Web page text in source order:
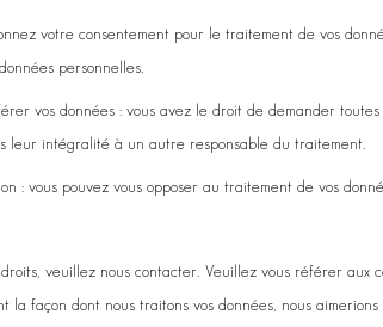
votre consentement pour le traitement de vos
personnelles.
vos données : vous avez le droit de demander
leur intégralité à un autre responsable du traitement.
: vous pouvez vous opposer au traitement de vos
veuillez nous contacter. Veuillez vous référer aux
la façon dont nous traitons vos données, nous